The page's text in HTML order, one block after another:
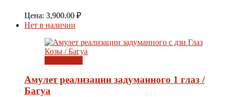
Цена: 3,900.00 ₽
Нет в наличии
Амулет реализации задуманного 1 глаз /
Багуа